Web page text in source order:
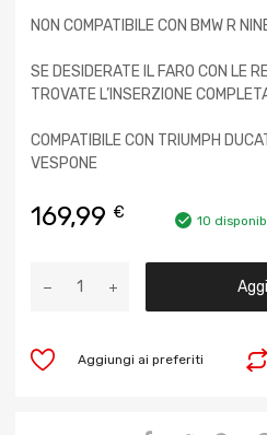
NON COMPATIBILE CON BMW R
SE DESIDERATE IL FARO CON LE
TROVATE L’INSERZIONE
COMPATIBILE CON TRIUMPH
VESPONE
169,99 € 10
Aggiungi ai preferiti